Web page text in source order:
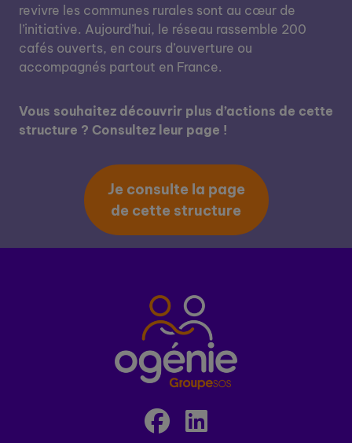
revivre les communes rurales sont au cœur de
l’initiative. Aujourd’hui, le réseau rassemble 200
cafés ouverts, en cours d’ouverture ou
accompagnés partout en France.
Vous souhaitez découvrir plus d’actions de cette
structure ? Consultez leur page !
Je consulte la page
de cette structure